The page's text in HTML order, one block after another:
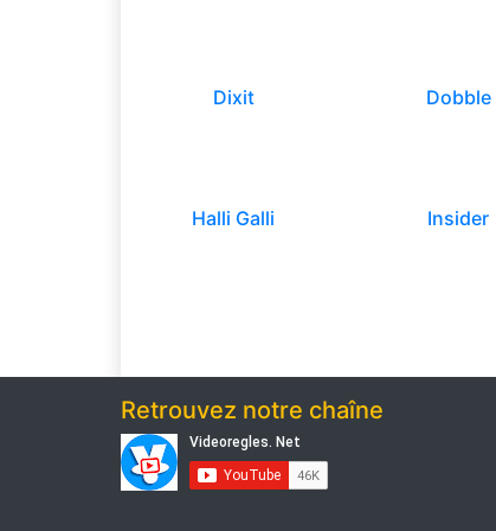
Dixit Dobble
Halli Galli Insider
Retrouvez notre chaîne